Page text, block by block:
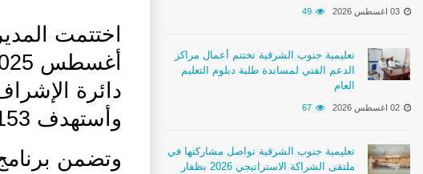
دائرة
وأستهدف 153 معلمًا ومعلمة، تم تعيينهم حديثًا في مدارس المحافظة
وتضمن
03 اغسطس 2026 49
تعليمية جنوب الشرقية تختتم أعمال مراكز
الدعم الفني لمساندة طلبة دبلوم التعليم
العام
02 اغسطس 2026 67
تعليمية جنوب الشرقية تواصل مشاركتها في
ملتقى الشراكة الاستراتيجي 2026 بظفار